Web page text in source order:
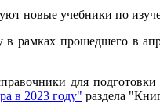
новые учебники по
рамках прошедшего в
для
в 2023 году" раздела